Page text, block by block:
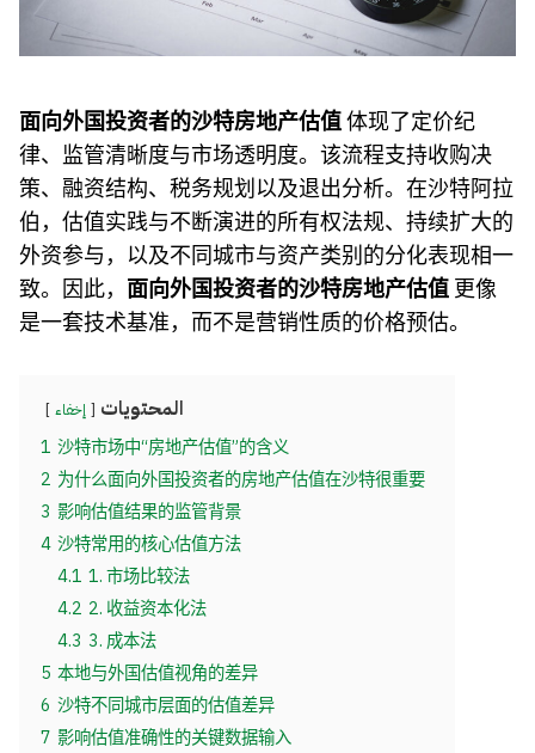
面向外国投资者的沙特房地产估值体现了定价纪
律、监管清晰度与市场透明度。该流程支持收购决
策、融资结构、税务规划以及退出分析。在沙特阿拉
伯，估值实践与不断演进的所有权法规、持续扩大的
外资参与，以及不同城市与资产类别的分化表现相一
致。因此， 面向外国投资者的沙特房地产估值更像
是一套技术基准，而不是营销性质的价格预估。
المحتويات إخفاء
1 沙特市场中“房地产估值”的含义
2 为什么面向外国投资者的房地产估值在沙特很重要
3 影响估值结果的监管背景
4 沙特常用的核心估值方法
4.1 1. 市场比较法
4.2 2. 收益资本化法
4.3 3. 成本法
5 本地与外国估值视角的差异
6 沙特不同城市层面的估值差异
7 影响估值准确性的关键数据输入